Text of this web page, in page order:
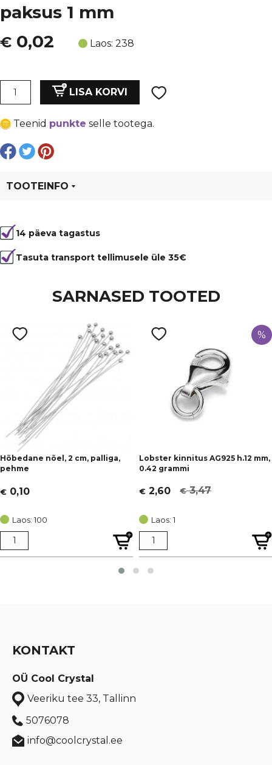
paksus 1 mm
€ 0,02 Laos: 238
Rõngas,
TUMEPRUUN,
lm
5
paksus
kogus
LISA KORVI
Teenid punkte selle tootega.
TOOTEINFO
Värvus
Pruun
14 päeva tagastus
Tasuta transport tellimusele üle 35€
SARNASED TOOTED
Hõbedane nõel, 2 cm, palliga,
pehme
€ 0,10
Laos: 100
%
Lobster kinnitus AG925 h.12 mm,
0.42 grammi
€3,47
Algne
oli:
€ 3,47.
€ 2,60
Current
is:
€ 2,60.
Laos: 1
KONTAKT
OÜ Cool Crystal
Veeriku tee 33, Tallinn
5076078
info@coolcrystal.ee